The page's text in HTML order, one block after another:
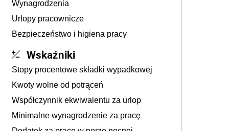
Wynagrodzenia
Urlopy pracownicze
Bezpieczeństwo i higiena pracy
Wskaźniki
Stopy procentowe składki wypadkowej
Kwoty wolne od potrąceń
Współczynnik ekwiwalentu za urlop
Minimalne wynagrodzenie za pracę